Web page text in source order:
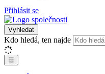
Přihlásit se
Vyhledat
Kdo hledá, ten najde
☰